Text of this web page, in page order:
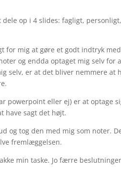
op i 4 slides: fagligt,
for mig at gøre et godt indtryk
og endda optaget mig selv for
selv, er at det bliver nemmere at
powerpoint eller ej) er at optage
have sagt det højt.
og tog den med mig som noter.
fremlæggelsen.
min taske. Jo færre